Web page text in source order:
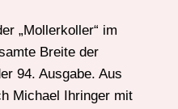
„Mollerkoller“ im
Breite der
94. Ausgabe. Aus
Michael Ihringer mit